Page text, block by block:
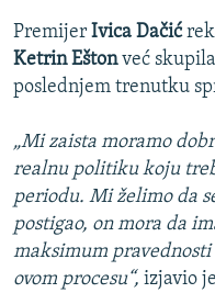
Premijer Ivica Dačić
Ketrin Eštonveć
poslednjem trenutku
„Mi zaista moramo
realnu politiku koju
periodu. Mi želimo da
postigao, on mora da
maksimum pravednosti
ovom procesu“, izjavio